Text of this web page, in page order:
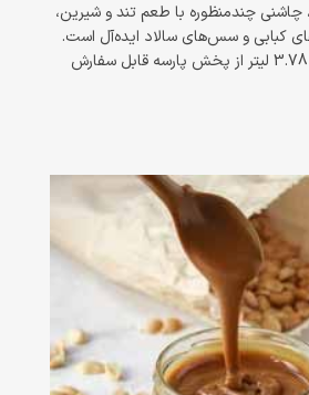
چندمنظوره با طعم تند و شیرین،
کبابی و سس‌های سالاد ایده‌آل است.
در حجم‌های 125 میل تا 3.78 لیتر از پخش پارسه قابل سفارش